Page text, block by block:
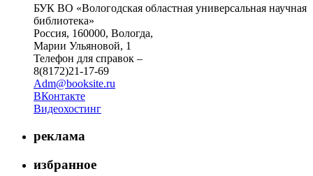
БУК ВО «Вологодская областная универсальная научная
библиотека»
Россия, 160000, Вологда,
Марии Ульяновой, 1
Телефон для справок –
8(8172)21-17-69
Adm@booksite.ru
ВКонтакте
Видеохостинг
реклама
избранное